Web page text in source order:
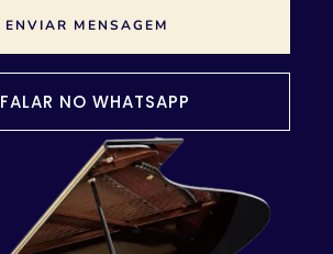
ENVIAR MENSAGEM
FALAR NO WHATSAPP